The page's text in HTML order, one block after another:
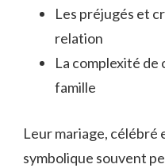
Les préjugés et
relation
La complexité
famille
Leur mariage, célébré
symbolique souvent